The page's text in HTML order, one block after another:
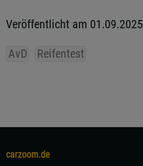
Veröffentlicht am 01.09.2025
AvD Reifentest
carzoom.de